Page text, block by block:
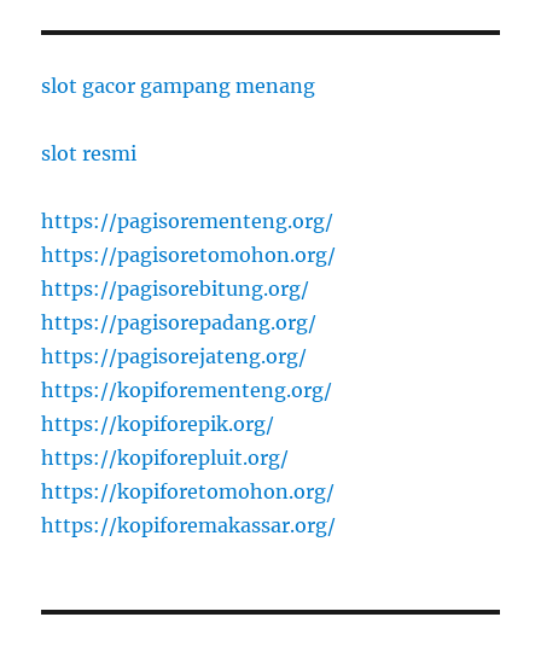
slot gacor gampang menang
slot resmi
https://pagisorementeng.org/
https://pagisoretomohon.org/
https://pagisorebitung.org/
https://pagisorepadang.org/
https://pagisorejateng.org/
https://kopiforementeng.org/
https://kopiforepik.org/
https://kopiforepluit.org/
https://kopiforetomohon.org/
https://kopiforemakassar.org/